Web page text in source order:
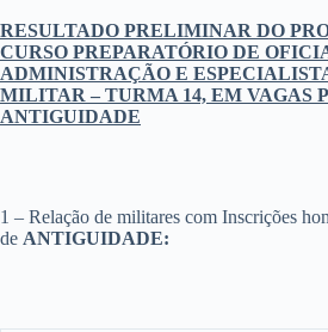
RESULTADO PRELIMINAR DO
CURSO PREPARATÓRIO DE
ADMINISTRAÇÃO E
MILITAR – TURMA 14, EM VAGAS
ANTIGUIDADE
1 – Relação de militares com Inscrições
de ANTIGUIDADE: